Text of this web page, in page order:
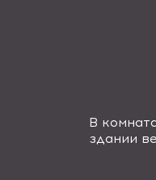
В
здании